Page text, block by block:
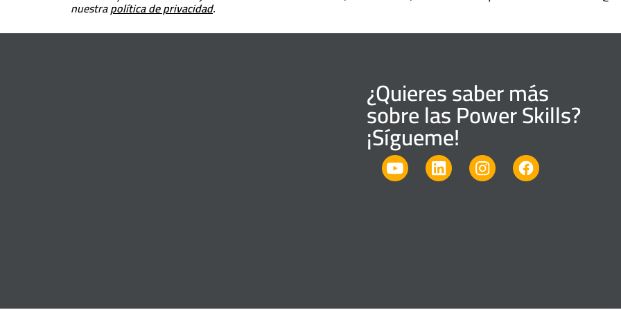
nuestrapolítica de privacidad.
¿Quieres saber más
sobre las Power Skills?
¡Sígueme!